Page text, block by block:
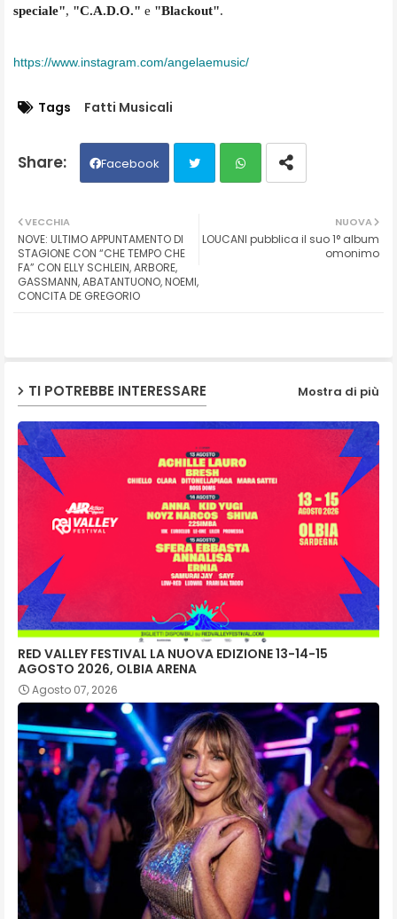
speciale", "C.A.D.O." e "Blackout".
https://www.instagram.com/angelaemusic/
Tags Fatti Musicali
Facebook
ter ats
NUOVA
LOUCANI pubblica il suo 1° album
omonimo
VECCHIA
NOVE: ULTIMO APPUNTAMENTO DI
STAGIONE CON “CHE TEMPO CHE
FA” CON ELLY SCHLEIN, ARBORE,
GASSMANN, ABATANTUONO, NOEMI,
CONCITA DE GREGORIO
TI POTREBBE INTERESSARE Mostra di più
RED VALLEY FESTIVAL LA NUOVA EDIZIONE 13-14-15
AGOSTO 2026, OLBIA ARENA
Agosto 07, 2026